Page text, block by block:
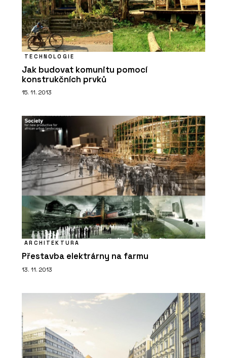
TECHNOLOGIE
Jak budovat komunitu pomocí
konstrukčních prvků
15. 11. 2013
ARCHITEKTURA
Přestavba elektrárny na farmu
13. 11. 2013